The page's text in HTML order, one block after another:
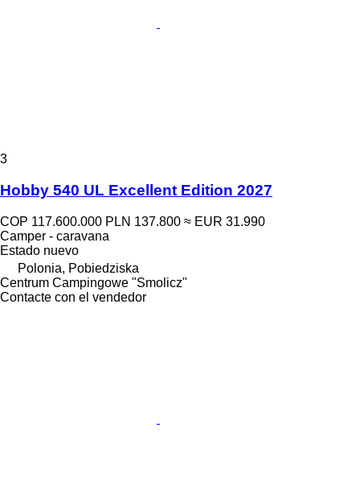
3
Hobby 540 UL Excellent Edition 2027
COP 117.600.000 PLN 137.800 ≈ EUR 31.990
Camper - caravana
Estado nuevo
Polonia, Pobiedziska
Centrum Campingowe "Smolicz"
Contacte con el vendedor